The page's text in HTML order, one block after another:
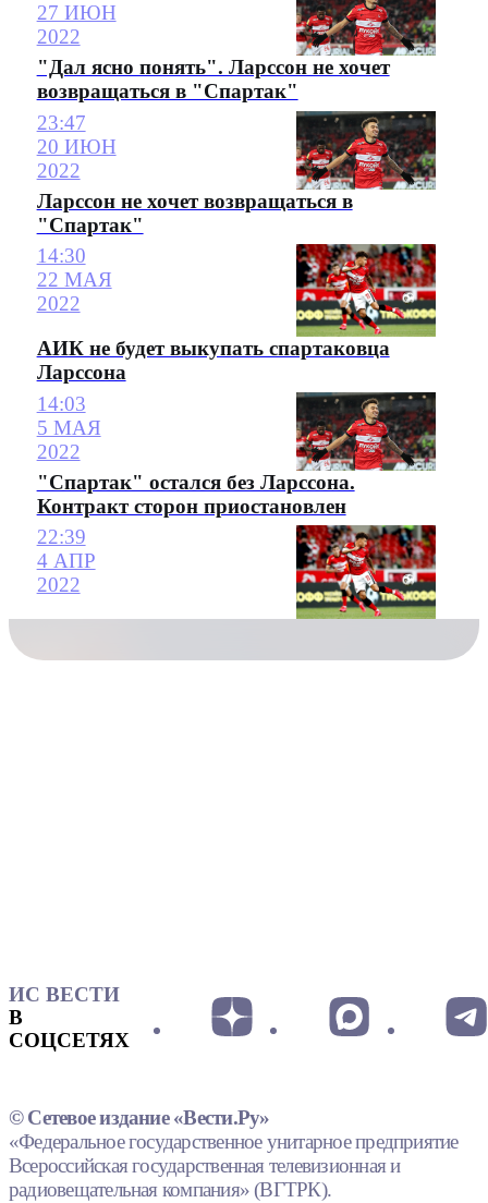
27 ИЮН
2022
"Дал ясно понять". Ларссон не хочет
возвращаться в "Спартак"
23:47
20 ИЮН
2022
Ларссон не хочет возвращаться в
"Спартак"
14:30
22 МАЯ
2022
АИК не будет выкупать спартаковца
Ларссона
14:03
5 МАЯ
2022
"Спартак" остался без Ларссона.
Контракт сторон приостановлен
22:39
4 АПР
2022
ИС ВЕСТИ
В
СОЦСЕТЯХ
© Сетевое издание «Вести.Ру»
«Федеральное государственное унитарное предприятие
Всероссийская государственная телевизионная и
радиовещательная компания» (ВГТРК).